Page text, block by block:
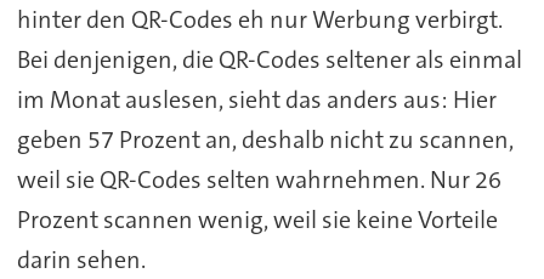
hinter den QR-Codes eh nur Werbung verbirgt.
Bei denjenigen, die QR-Codes seltener als einmal
im Monat auslesen, sieht das anders aus: Hier
geben 57 Prozent an, deshalb nicht zu scannen,
weil sie QR-Codes selten wahrnehmen. Nur 26
Prozent scannen wenig, weil sie keine Vorteile
darin sehen.